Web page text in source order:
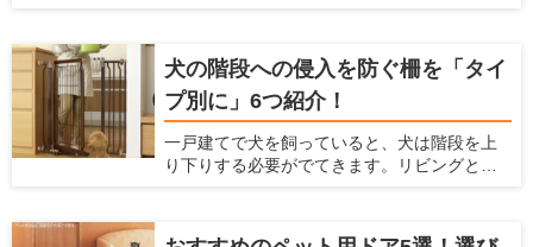
グッズを紹介します。
からです。もし犬を飼っているなら、"犬用の
ステップを準備するのがおすすめ。 ここで
は、犬と飼い主のための住宅情報を提供して
いる愛犬家住宅が、犬用のステップの重要性
やその使い方を解説するとともに、おすすめ
のステップを紹介しようと思います。
犬の階段への侵入を防ぐ柵を「タイ
プ別に」6つ紹介！
一戸建てで犬を飼っていると、犬は階段を上
り下りする必要がでてきます。リビングとは
ならないのです。 しかし、この階段の上り下